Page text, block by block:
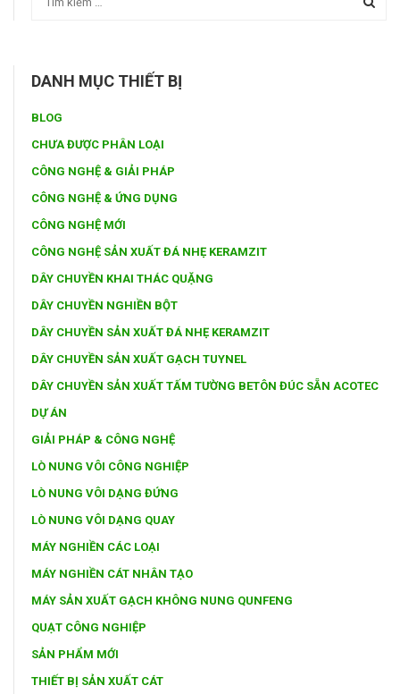
DANH MỤC THIẾT BỊ
BLOG
CHƯA ĐƯỢC PHÂN LOẠI
CÔNG NGHỆ & GIẢI PHÁP
CÔNG NGHỆ & ỨNG DỤNG
CÔNG NGHỆ MỚI
CÔNG NGHỆ SẢN XUẤT ĐÁ NHẸ KERAMZIT
DÂY CHUYỀN KHAI THÁC QUẶNG
DÂY CHUYỀN NGHIỀN BỘT
DÂY CHUYỀN SẢN XUẤT ĐÁ NHẸ KERAMZIT
DÂY CHUYỀN SẢN XUẤT GẠCH TUYNEL
DÂY CHUYỀN SẢN XUẤT TẤM TƯỜNG BETÔN ĐÚC SẴN ACOTEC
DỰ ÁN
GIẢI PHÁP & CÔNG NGHỆ
LÒ NUNG VÔI CÔNG NGHIỆP
LÒ NUNG VÔI DẠNG ĐỨNG
LÒ NUNG VÔI DẠNG QUAY
MÁY NGHIỀN CÁC LOẠI
MÁY NGHIỀN CÁT NHÂN TẠO
MÁY SẢN XUẤT GẠCH KHÔNG NUNG QUNFENG
QUẠT CÔNG NGHIỆP
SẢN PHẨM MỚI
THIẾT BỊ SẢN XUẤT CÁT